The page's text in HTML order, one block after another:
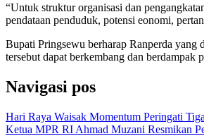
“Untuk struktur organisasi dan
pendataan penduduk, potensi eonomi,
Bupati Pringsewu berharap Ranperda yang
tersebut dapat berkembang dan berdampak
Navigasi pos
Hari Raya Waisak Momentum Peringati
Ketua MPR RI Ahmad Muzani Resmikan